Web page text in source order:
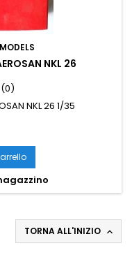
NKL 26
(0)
NKL 26 1/35
TORNA ALL'INIZIO 